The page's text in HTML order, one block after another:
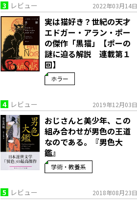
3 レビュー 2022年03月14日
実は猫好き？世紀の天才
エドガー・アラン・ポー
の傑作「黒猫」【ポーの
謎に迫る解説 連載第１
回】
ホラー
4 レビュー 2019年12月03日
おじさんと美少年、この
組み合わせが男色の王道
なのである。『男色大
鑑』
学術・教養系
5 レビュー 2018年08月23日